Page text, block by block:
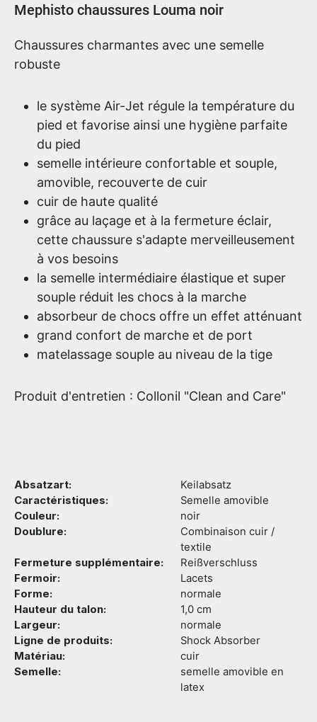
Informations sur le produit
Mephisto chaussures Louma noir
Chaussures charmantes avec une semelle
robuste
le système Air-Jet régule la température du
pied et favorise ainsi une hygiène parfaite
du pied
semelle intérieure confortable et souple,
amovible, recouverte de cuir
cuir de haute qualité
grâce au laçage et à la fermeture éclair,
cette chaussure s'adapte merveilleusement
à vos besoins
la semelle intermédiaire élastique et super
souple réduit les chocs à la marche
absorbeur de chocs offre un effet atténuant
grand confort de marche et de port
matelassage souple au niveau de la tige
Produit d'entretien : Collonil "Clean and Care"
Absatzart:
Keilabsatz
Caractéristiques:
Semelle amovible
Couleur:
noir
Doublure:
Combinaison cuir /
textile
Fermeture supplémentaire:
Reißverschluss
Fermoir:
Lacets
Forme:
normale
Hauteur du talon:
1,0 cm
Largeur:
normale
Ligne de produits:
Shock Absorber
Matériau:
cuir
Semelle:
semelle amovible en
latex